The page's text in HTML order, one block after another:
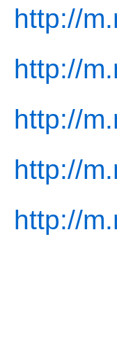
http://
http://
http://
http://
http://